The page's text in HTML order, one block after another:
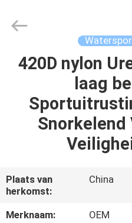
HUIS
PRODUCTEN
ONGEVEER
ONS
Co.,Ltd..
420D nylon
laag
Snorkelend
Plaats van
herkomst:
China
Merknaam:
OEM